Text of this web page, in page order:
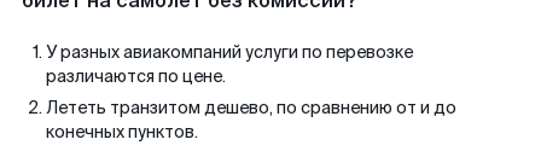
У разных авиакомпаний услуги по перевозке
различаются по цене.
Лететь транзитом дешево, по сравнению от и до
конечных пунктов.